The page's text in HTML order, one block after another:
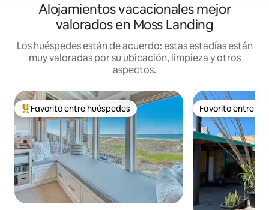
Alojamientos vacacionales mejor
valorados en Moss Landing
Los huéspedes están de acuerdo: estas estadías están
muy valoradas por su ubicación, limpieza y otros
aspectos.
Favorito entre huéspedes preferido
Favorito entre huéspedes Favorito entre
Favorito entre